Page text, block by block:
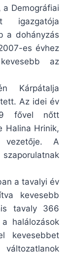
a Demográfiai
igazgatója
a dohányzás
es évhez
az
Kárpátalja
Az idei év
fővel nőtt
Halina Hrinik,
A
a tavalyi év
kevesebb
tavaly 366
halálozások
kevesebbet